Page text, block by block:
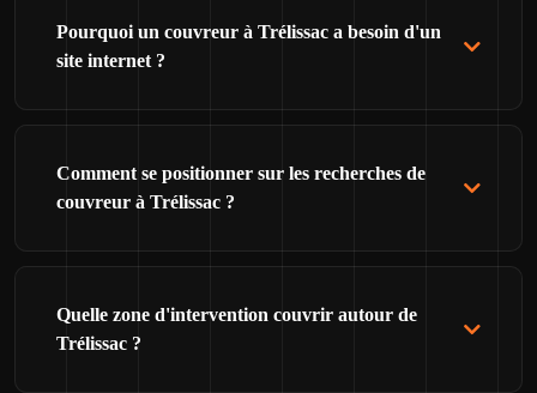
Pourquoi un couvreur à Trélissac a besoin d'un
site internet ?
Comment se positionner sur les recherches de
couvreur à Trélissac ?
Quelle zone d'intervention couvrir autour de
Trélissac ?